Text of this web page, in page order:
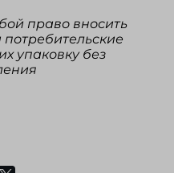
право вносить
упаковку без